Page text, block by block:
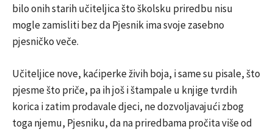
bilo onih starih učiteljica što školsku priredbu nisu
mogle zamisliti bez da Pjesnik ima svoje zasebno
pjesničko veče.
Učiteljice nove, kaćiperke živih boja, i same su pisale, što
pjesme što priče, pa ih još i štampale u knjige tvrdih
korica i zatim prodavale djeci, ne dozvoljavajući zbog
toga njemu, Pjesniku, da na priredbama pročita više od